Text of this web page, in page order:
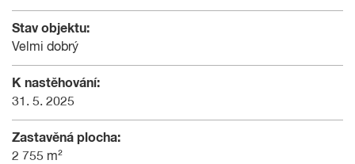
Stav objektu:
Velmi dobrý
K nastěhování:
31. 5. 2025
Zastavěná plocha:
2 755 m²